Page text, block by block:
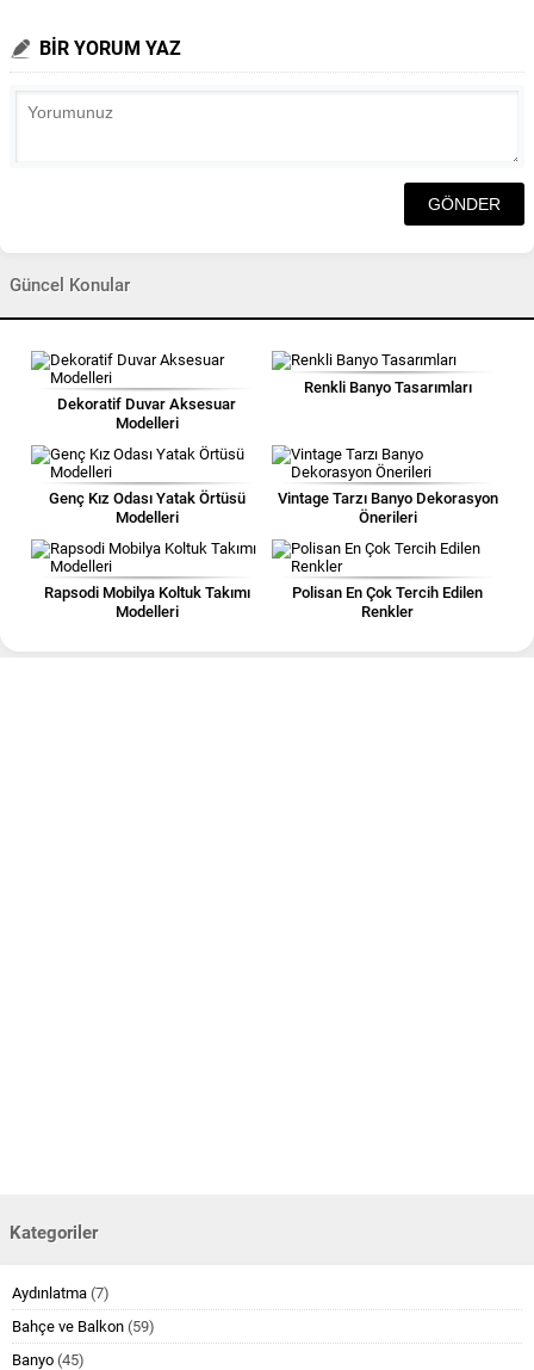
BİR YORUM YAZ
Güncel Konular
Dekoratif Duvar Aksesuar
Modelleri
Renkli Banyo Tasarımları
Genç Kız Odası Yatak Örtüsü
Modelleri
Vintage Tarzı Banyo Dekorasyon
Önerileri
Rapsodi Mobilya Koltuk Takımı
Modelleri
Polisan En Çok Tercih Edilen
Renkler
Kategoriler
Aydınlatma (7)
Bahçe ve Balkon (59)
Banyo (45)